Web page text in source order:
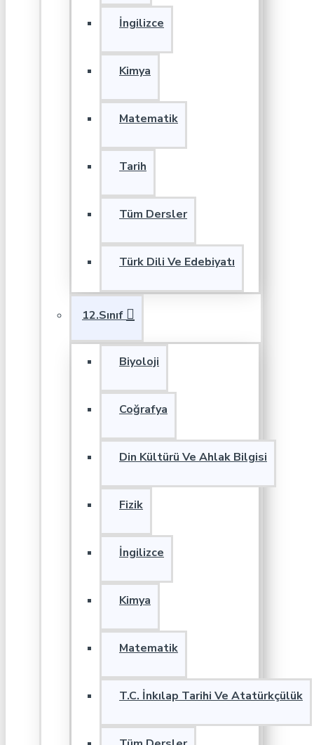
İngilizce
Kimya
Matematik
Tarih
Tüm Dersler
Türk Dili Ve Edebiyatı
12.Sınıf
Biyoloji
Coğrafya
Din Kültürü Ve Ahlak Bilgisi
Fizik
İngilizce
Kimya
Matematik
T.C. İnkılap Tarihi Ve Atatürkçülük